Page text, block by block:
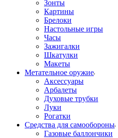
Зонты
Картины
Брелоки
Настольные игры
Часы
Зажигалки
Шкатулки
Макеты
Метательное оружие
Аксессуары
Арбалеты
Духовые трубки
Луки
Рогатки
Средства для самообороны
Газовые баллончики